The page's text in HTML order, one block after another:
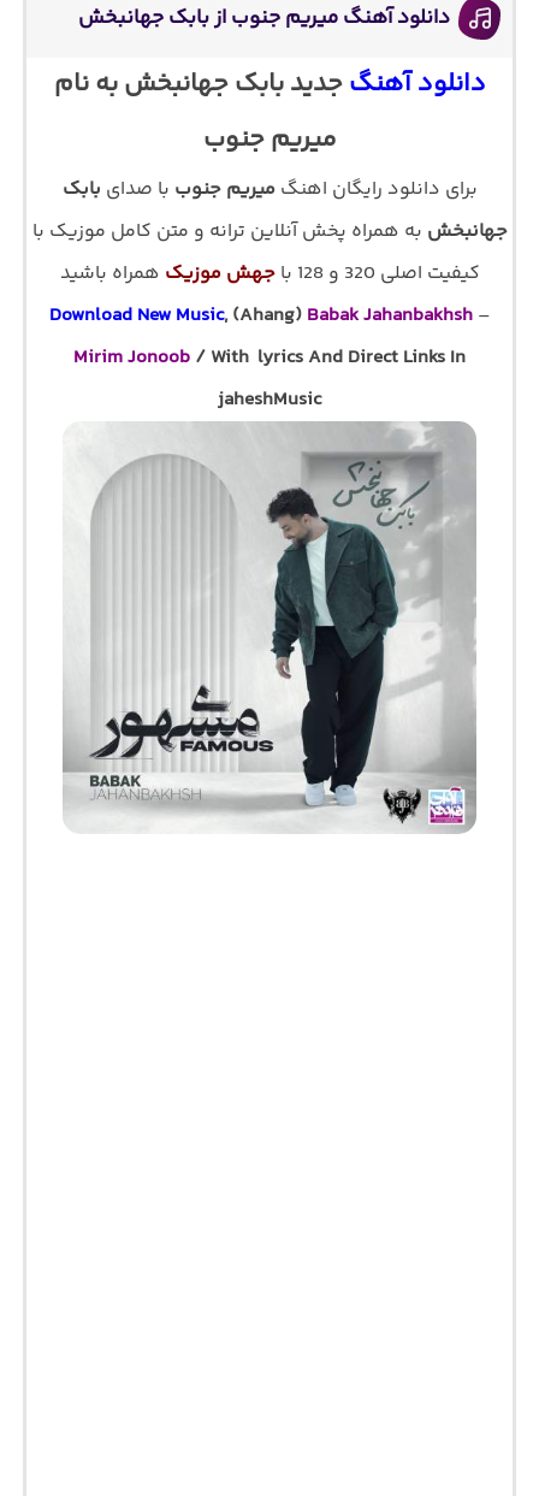
دانلود آهنگ میریم جنوب از بابک جهانبخش
دانلود آهنگجدید بابک جهانبخش به نام
میریم جنوب
برای دانلود رایگان اهنگمیریم جنوب با صدای بابک
جهانبخش به همراه پخش آنلاین ترانه و متن کامل موزیک با
کیفیت اصلی 320 و 128 با
جهش موزیک همراه باشید
Download New Music, (Ahang) Babak Jahanbakhsh–
Mirim Jonoob / With lyrics And Direct Links In
jaheshMusic